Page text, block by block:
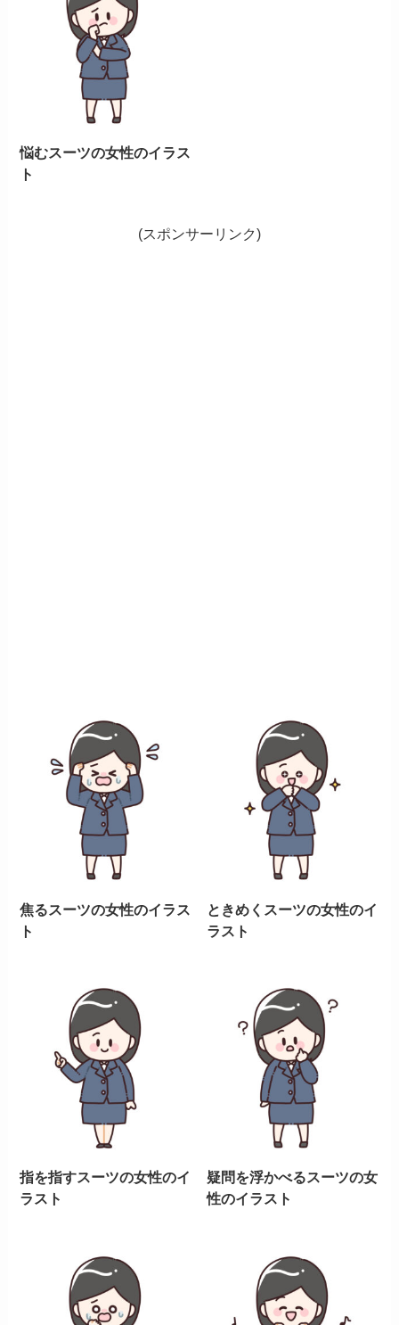
悩むスーツの女性のイラス
ト
(スポンサーリンク)
焦るスーツの女性のイラス
ト
ときめくスーツの女性のイ
ラスト
指を指すスーツの女性のイ
ラスト
疑問を浮かべるスーツの女
性のイラスト